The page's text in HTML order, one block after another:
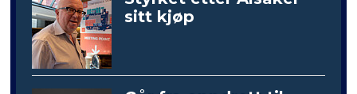
sitt kjøp